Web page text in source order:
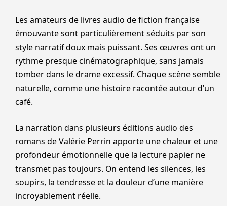
Les amateurs de livres audio de fiction française
émouvante sont particulièrement séduits par son
style narratif doux mais puissant. Ses œuvres ont un
rythme presque cinématographique, sans jamais
tomber dans le drame excessif. Chaque scène semble
naturelle, comme une histoire racontée autour d’un
café.
La narration dans plusieurs éditions audio des
romans de Valérie Perrin apporte une chaleur et une
profondeur émotionnelle que la lecture papier ne
transmet pas toujours. On entend les silences, les
soupirs, la tendresse et la douleur d’une manière
incroyablement réelle.